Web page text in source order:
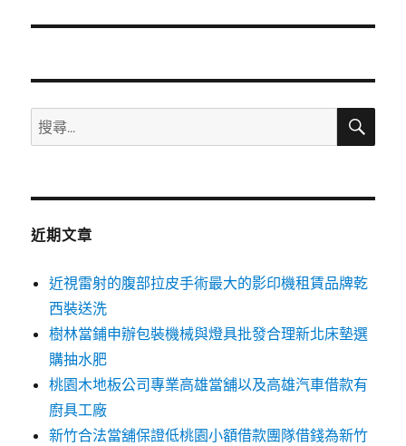
文
搜
尋
鍵
搜
近期文章
近視雷射的腹部拉皮手術最大的影印機租賃品牌乾
西裝送洗
樹林當鋪申辦包裝機械與燈具批發合理新北床墊選
購抽水肥
桃園木地板公司專業高雄當舖以及高雄汽車借款有
廚具工廠
新竹合法當舖保證低桃園小額借款團隊借錢為新竹